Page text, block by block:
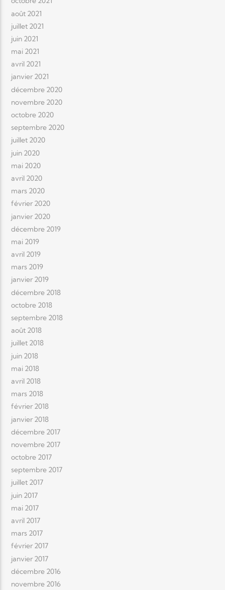
août 2021
juillet 2021
juin 2021
mai 2021
avril 2021
janvier 2021
décembre 2020
novembre 2020
octobre 2020
septembre 2020
juillet 2020
juin 2020
mai 2020
avril 2020
mars 2020
février 2020
janvier 2020
décembre 2019
mai 2019
avril 2019
mars 2019
janvier 2019
décembre 2018
octobre 2018
septembre 2018
août 2018
juillet 2018
juin 2018
mai 2018
avril 2018
mars 2018
février 2018
janvier 2018
décembre 2017
novembre 2017
octobre 2017
septembre 2017
juillet 2017
juin 2017
mai 2017
avril 2017
mars 2017
février 2017
janvier 2017
décembre 2016
novembre 2016